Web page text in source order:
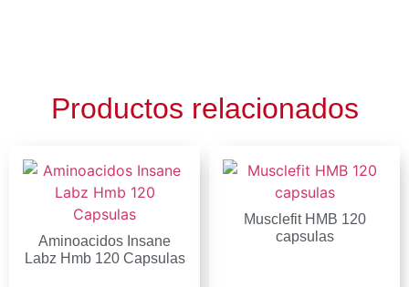
Productos relacionados
Aminoacidos Insane
Labz Hmb 120 Capsulas
Musclefit HMB 120
capsulas